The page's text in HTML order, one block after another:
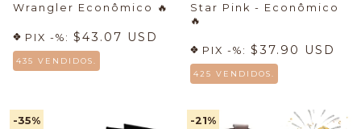
Wrangler Econômico 🔥
PIX -%: $43.07 USD
435 VENDIDOS.
Star Pink - Econômico
🔥
PIX -%: $37.90 USD
425 VENDIDOS.
-35% -21%